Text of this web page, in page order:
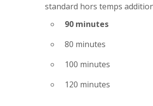
standard hors temps
90 minutes
80 minutes
100 minutes
120 minutes